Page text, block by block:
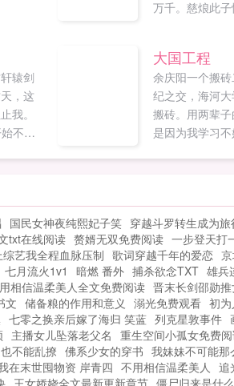
万千。慈烺此
辕剑
，这
我。
不当
大国工程
余庆阳一个搬
纪之交，海河
搬砖。用两辈
是因为我学习
匠...
国民女神夜纯熙妃子笑 穿越斗罗转生成为旅
txt在线阅读 赘婿无双免费阅读 一步登天打
艺我全程血脉压制 歌词穿越千年的爱恋
七月流火1v1 暗燃 番外 捕杀欲念TXT 雄兵
相信温柔美人全文免费阅读 晋末长剑邵勋
文 储备粮的作用和意义 溺光免费观看 初
七零之换亲后嫁了海归 笑蓝 列克星敦事件
主播女儿坠落老父名 重生空间小孤女免费
不能乱撩 佛系少女的穿书 我妹妹不可能
在末世囤物资 岸青四 不用相信温柔美人 追
王女娇娆全文最新更新章节 僵尸归来是什